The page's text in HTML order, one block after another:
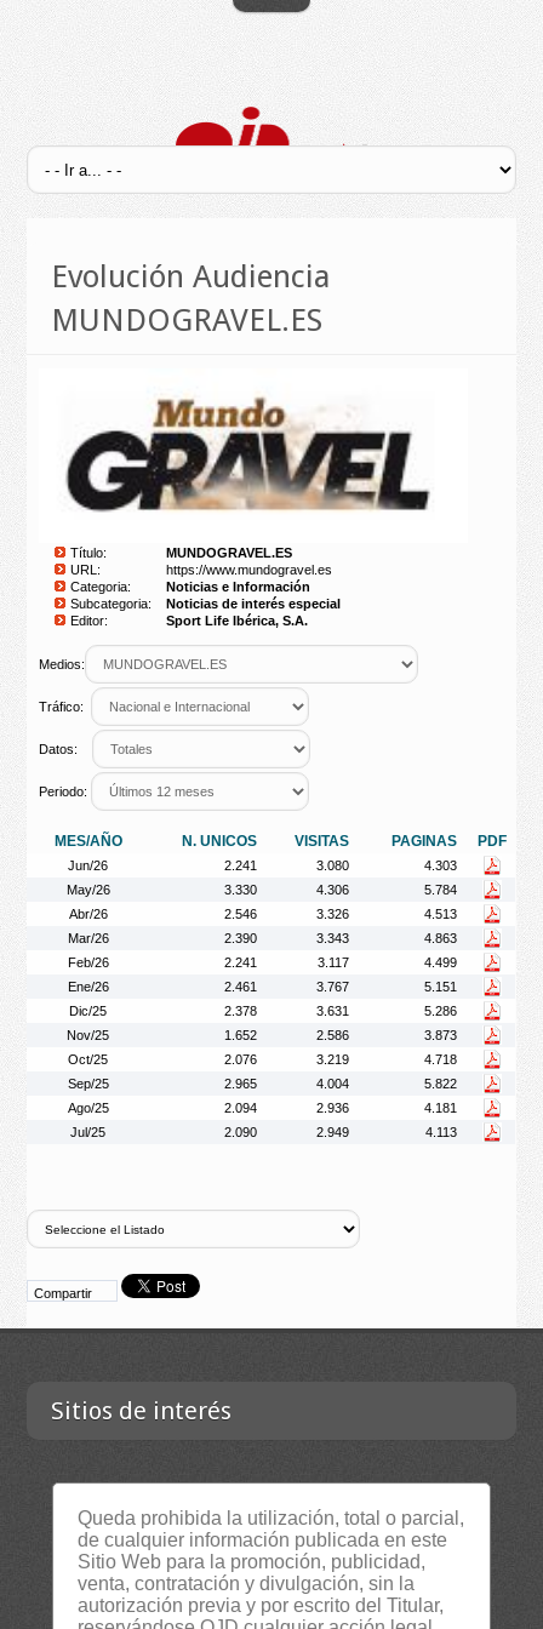
Evolución Audiencia
MUNDOGRAVEL.ES
Título:
MUNDOGRAVEL.ES
URL:
https://www.mundogravel.es
Categoria:
Noticias e Información
Subcategoria:
Noticias de interés especial
Editor:
Sport Life Ibérica, S.A.
Medios:
Tráfico:
Datos:
Periodo:
MES/AÑO N. UNICOS VISITAS PAGINAS PDF
Jun/26 2.241 3.080
4.303
May/26
3.330 4.306
5.784
Abr/26
2.546 3.326
4.513
Mar/26
2.390 3.343
4.863
Feb/26
2.241 3.117
4.499
Ene/26
2.461 3.767
5.151
Dic/25
2.378 3.631
5.286
Nov/25
1.652 2.586
3.873
Oct/25
2.076 3.219
4.718
Sep/25
2.965 4.004
5.822
Ago/25
2.094 2.936
4.181
Jul/25
2.090 2.949 4.113
Compartir
Sitios de interés
Contacta
Empresa
Lista Certificados
RSS
Servicios
Queda prohibida la utilización, total o parcial,
de cualquier información publicada en este
Sitio Web para la promoción, publicidad,
venta, contratación y divulgación, sin la
autorización previa y por escrito del Titular,